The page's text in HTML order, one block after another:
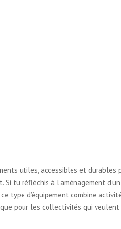
utiles, accessibles et
tu réfléchis à l’aménagement
type d’équipement combine
pour les collectivités qui